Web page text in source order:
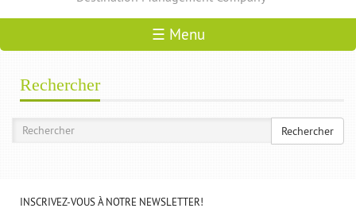
☰ Menu
Rechercher
Rechercher
INSCRIVEZ-VOUS À NOTRE NEWSLETTER!